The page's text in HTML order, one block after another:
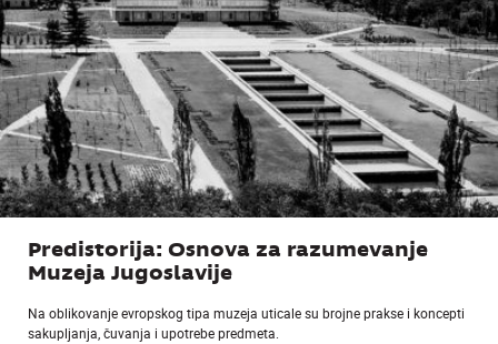
Predistorija: Osnova za razumevanje
Muzeja Jugoslavije
Na oblikovanje evropskog tipa muzeja uticale su brojne prakse i koncepti
sakupljanja, čuvanja i upotrebe predmeta.